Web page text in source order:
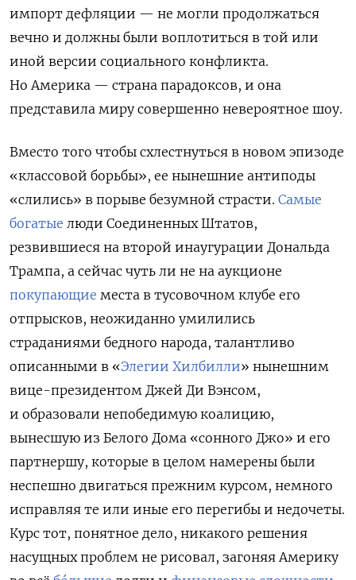
импорт дефляции — не могли продолжаться
вечно и должны были воплотиться в той или
иной версии социального конфликта.
Но Америка — страна парадоксов, и она
представила миру совершенно невероятное шоу.
Вместо того чтобы схлестнуться в новом эпизоде
«классовой борьбы», ее нынешние антиподы
«слились» в порыве безумной страсти. Самые
богатые люди Соединенных Штатов,
резвившиеся на второй инаугурации Дональда
Трампа, а сейчас чуть ли не на аукционе
покупающие места в тусовочном клубе его
отпрысков, неожиданно умилились
страданиями бедного народа, талантливо
описанными в «Элегии Хилбилли» нынешним
вице-президентом Джей Ди Вэнсом,
и образовали непобедимую коалицию,
вынесшую из Белого Дома «сонного Джо» и его
партнершу, которые в целом намерены были
неспешно двигаться прежним курсом, немного
исправляя те или иные его перегибы и недочеты.
Курс тот, понятное дело, никакого решения
насущных проблем не рисовал, загоняя Америку